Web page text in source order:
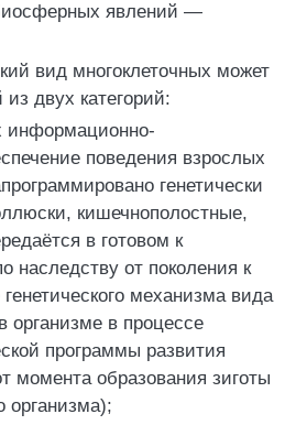
явлений —
вид многоклеточных может
двух категорий:
поведения взрослых
генетически
кишечнополостные,
в готовом к
наследству от поколения к
механизма вида
организме в процессе
программы развития
момента образования зиготы
организма);